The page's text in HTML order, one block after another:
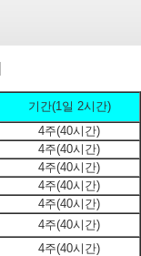
기간(1일 2시간)
4주(40시간)
4주(40시간)
4주(40시간)
4주(40시간)
4주(40시간)
4주(40시간)
4주(40시간)